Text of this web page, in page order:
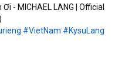
- MICHAEL LANG | Official
#VietNam #KysuLang